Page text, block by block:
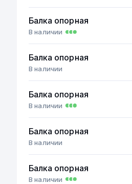
Балка опорная
В наличии
Балка опорная
В наличии
Балка опорная
В наличии
Балка опорная
В наличии
Балка опорная
В наличии